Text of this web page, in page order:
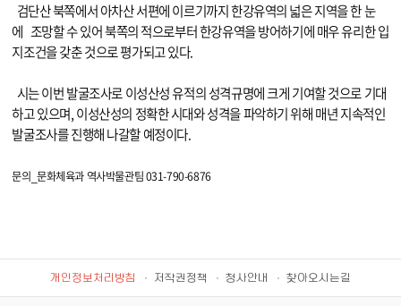
검단산 북쪽에서 아차산 서편에 이르기까지 한강유역의 넓은 지역을 한 눈
에 조망할 수 있어 북쪽의 적으로부터 한강유역을 방어하기에 매우 유리한 입
지조건을 갖춘 것으로 평가되고 있다.
시는 이번 발굴조사로 이성산성 유적의 성격규명에 크게 기여할 것으로 기대
하고있으며,이성산성의 정확한 시대와 성격을 파악하기 위해 매년 지속적인
발굴조사를진행해 나갈할 예정이다.
문의_문화체육과 역사박물관팀031-790-6876
개인정보처리방침 저작권정책 청사안내 찾아오시는길